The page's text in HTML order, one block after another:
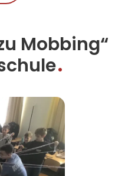
Mobbing“